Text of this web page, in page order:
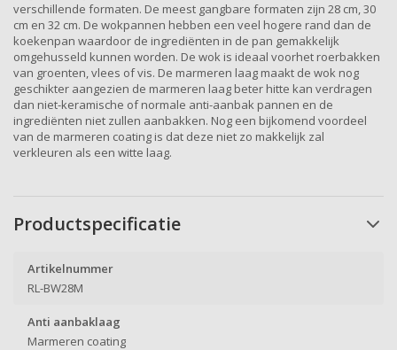
verschillende formaten. De meest gangbare formaten zijn 28 cm, 30
cm en 32 cm. De wokpannen hebben een veel hogere rand dan de
koekenpan waardoor de ingrediënten in de pan gemakkelijk
omgehusseld kunnen worden. De wok is ideaal voorhet roerbakken
van groenten, vlees of vis. De marmeren laag maakt de wok nog
geschikter aangezien de marmeren laag beter hitte kan verdragen
dan niet-keramische of normale anti-aanbak pannen en de
ingrediënten niet zullen aanbakken. Nog een bijkomend voordeel
van de marmeren coating is dat deze niet zo makkelijk zal
verkleuren als een witte laag.
Productspecificatie
Artikelnummer
RL-BW28M
Anti aanbaklaag
Marmeren coating